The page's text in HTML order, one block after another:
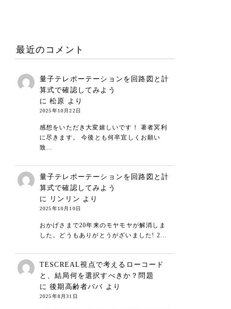
最近のコメント
量子テレポーテーションを回路図と計
算式で確認してみよう
に松原 より
2025年10月22日
感想をいただき大変嬉しいです！ 著者冥利
に尽きます。 今後とも何卒宜しくお願い
致…
量子テレポーテーションを回路図と計
算式で確認してみよう
に
リンリン より
2025年10月10日
おかげさまで20年来のモヤモヤが解消しま
した。どうもありがとうがざいました! 2…
TESCREAL視点で考えるローコード
と、結局何を選択すべきか？問題
に後期高齢者ババ より
2025年8月31日